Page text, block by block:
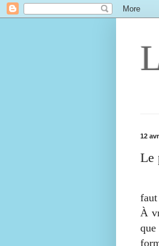
12
Le
faut
À